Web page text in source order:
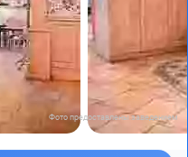
Фото предоставлены заведением